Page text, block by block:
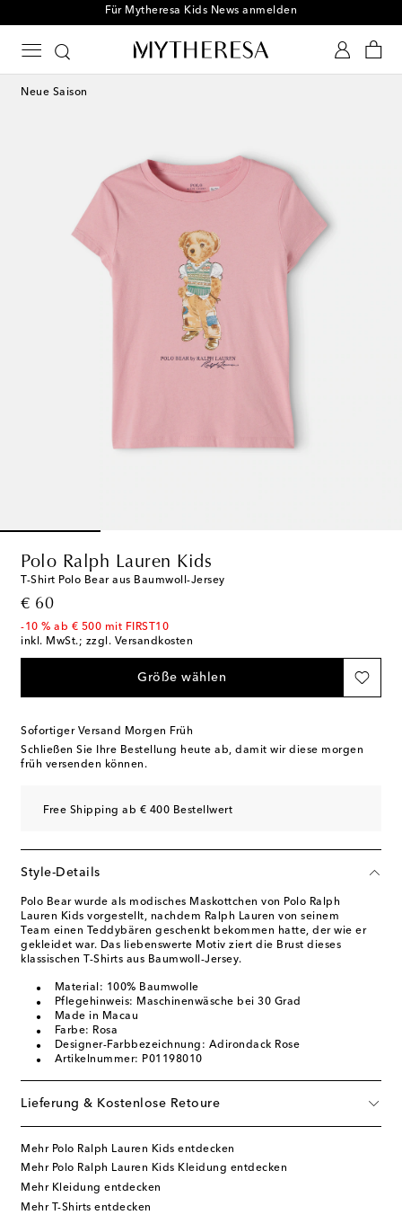
Für Mytheresa Kids News anmelden
Neue Saison
Polo Ralph Lauren Kids
T-Shirt Polo Bear aus Baumwoll-Jersey
€ 60
original price
-10 % ab € 500 mit FIRST10
inkl. MwSt.; zzgl. Versandkosten
Größe wählen
Sofortiger Versand Morgen Früh
Schließen Sie Ihre Bestellung heute ab, damit wir diese morgen
früh versenden können.
Free Shipping ab € 400 Bestellwert
Style-Details
Polo Bear wurde als modisches Maskottchen von Polo Ralph
Lauren Kids vorgestellt, nachdem Ralph Lauren von seinem
Team einen Teddybären geschenkt bekommen hatte, der wie er
gekleidet war. Das liebenswerte Motiv ziert die Brust dieses
klassischen T-Shirts aus Baumwoll-Jersey.
Material: 100% Baumwolle
Pflegehinweis: Maschinenwäsche bei 30 Grad
Made in Macau
Farbe: Rosa
Designer-Farbbezeichnung: Adirondack Rose
Artikelnummer: P01198010
Lieferung & Kostenlose Retoure
Mehr Polo Ralph Lauren Kids entdecken
Mehr Polo Ralph Lauren Kids Kleidung entdecken
Mehr Kleidung entdecken
Mehr T-Shirts entdecken